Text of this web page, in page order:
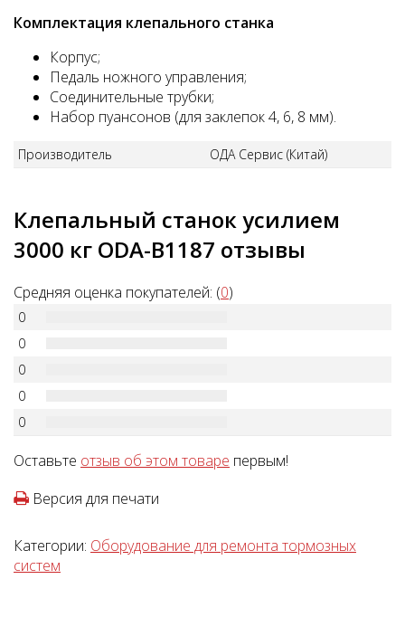
Комплектация клепального станка
Корпус;
Педаль ножного управления;
Соединительные трубки;
Набор пуансонов (для заклепок 4, 6, 8 мм).
Производитель ОДА Сервис (Китай)
Клепальный станок усилием
3000 кг ODA-B1187 отзывы
Средняя оценка покупателей: (0)
0
0
0
0
0
Оставьте отзыв об этом товаре первым!
Версия для печати
Категории: Оборудование для ремонта тормозных
систем